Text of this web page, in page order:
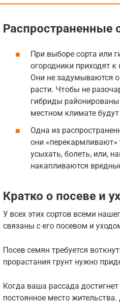
Распространенные
При выборе сорта или
огородники приходят
Они не задумываются
расти. Чтобы не
гибриды районированы
местном климате
Одна из
они «перекармливают»
усыхать, болеть, или,
накапливаются
Кратко о посеве и
У всех этих сортов всеми
связаны с его посевом и
Посев семян требуется
прорастания грунт нужно
Когда ваша рассада
постоянное место